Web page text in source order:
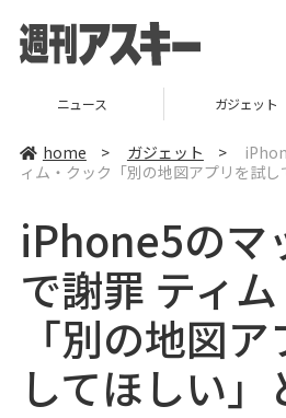
ニュース ガジェット
home > ガジェット >
ィム・クック「別の地図アプリを試
iPhone5のマ
で謝罪 ティ
「別の地図
してほしい」